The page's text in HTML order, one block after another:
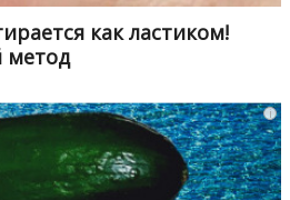
как ластиком!
метод
i